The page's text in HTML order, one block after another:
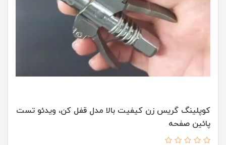
کوپلینگ گریس زن کیفیت بالا مدل قفل کن، ویدئو تست
پائین صفحه